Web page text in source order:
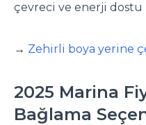
çevreci ve enerji dostu
→ Zehirli boya yerine
2025 Marina
Bağlama